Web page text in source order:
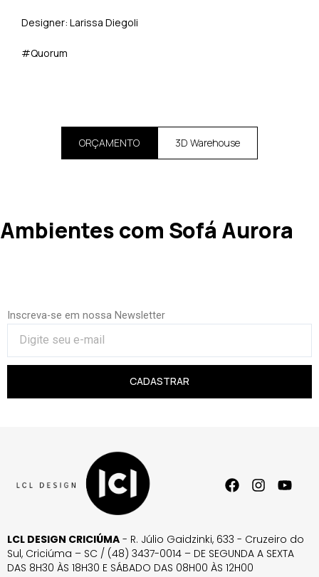
Designer: Larissa Diegoli
#Quorum
ORÇAMENTO 3D Warehouse
Ambientes com Sofá Aurora
Inscreva-se em nossa Newsletter
CADASTRAR
LCL DESIGN CRICIÚMA - R. Júlio Gaidzinki, 633 - Cruzeiro do
Sul, Criciúma – SC / (48) 3437-0014 – DE SEGUNDA A SEXTA
DAS 8H30 ÀS 18H30 E SÁBADO DAS 08H00 ÀS 12H00